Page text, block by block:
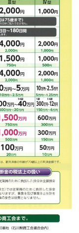
重点補償
がセットの保険
皆様をお守りし
ビジネス総合保
保険）
円!「グーペ」な